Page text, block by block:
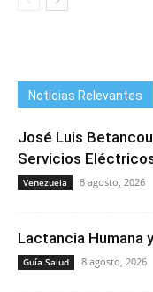
Noticias Relevantes
José Luis
Servicios
Venezuela 8 agosto, 2026
Lactancia Humana
Guía Salud 8 agosto, 2026